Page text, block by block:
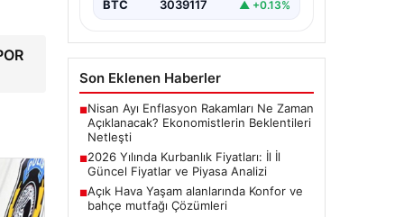
BTC 3039117 ▲ +0.13%
Son Eklenen Haberler
■Nisan Ayı Enflasyon Rakamları Ne Zaman
Açıklanacak? Ekonomistlerin Beklentileri
Netleşti
■2026 Yılında Kurbanlık Fiyatları: İl İl
Güncel Fiyatlar ve Piyasa Analizi
■Açık Hava Yaşam alanlarında Konfor ve
bahçe mutfağı Çözümleri